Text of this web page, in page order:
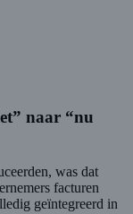
naar “nu
was dat
facturen
geïntegreerd in